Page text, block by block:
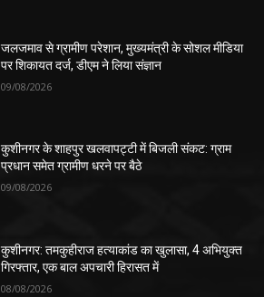
जलजमाव से ग्रामीण परेशान, मुख्यमंत्री के सोशल मीडिया
पर शिकायत दर्ज, डीएम ने लिया संज्ञान
09/08/2026
कुशीनगर के शाहपुर खलवापट्टी में बिजली संकट: ग्राम
प्रधान समेत ग्रामीण धरने पर बैठे
09/08/2026
कुशीनगर: तमकुहीराज हत्याकांड का खुलासा, 4 अभियुक्त
गिरफ्तार, एक बाल अपचारी हिरासत में
08/08/2026